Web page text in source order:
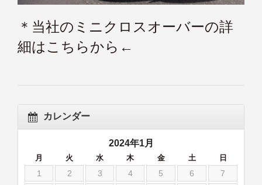
＊当社のミニクロスオーバーの詳
細はこちらから←
カレンダー
2024年1月
月 火 水 木 金 土 日
1 2 3 4 5 6
7